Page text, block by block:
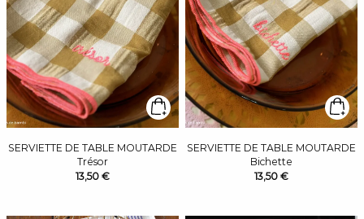
SERVIETTE DE TABLE MOUTARDE
Trésor
13,50 €
SERVIETTE DE TABLE MOUTARDE
Bichette
13,50 €